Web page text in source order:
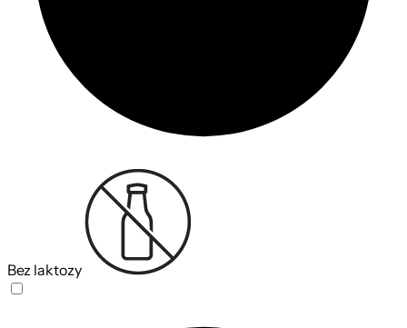
Bez laktozy